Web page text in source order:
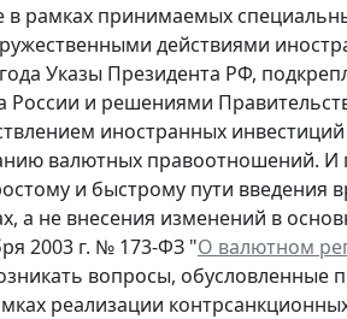
рамках принимаемых
действиями
Указы Президента РФ,
России и решениями
иностранных
валютных правоотношений. И
и быстрому пути введения
а не внесения изменений в
2003 г. № 173-ФЗ "О валютном
вопросы, обусловленные
реализации